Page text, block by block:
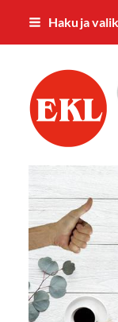
Siirry
Haku ja
EKL